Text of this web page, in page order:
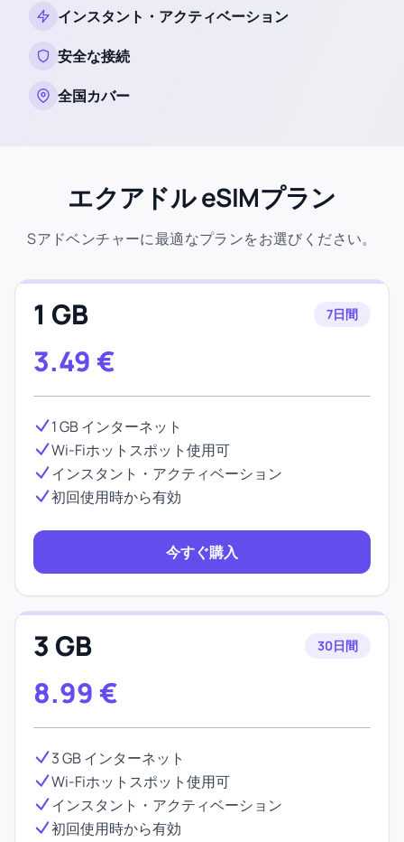
インスタント・アクティベーション
安全な接続
全国カバー
エクアドル eSIMプラン
Sアドベンチャーに最適なプランをお選びください。
1 GB 7日間
3.49 €
1 GB インターネット
Wi-Fiホットスポット使用可
インスタント・アクティベーション
初回使用時から有効
今すぐ購入
3 GB 30日間
8.99 €
3 GB インターネット
Wi-Fiホットスポット使用可
インスタント・アクティベーション
初回使用時から有効